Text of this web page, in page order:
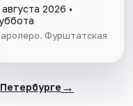
2026 •
Фурштатская
→